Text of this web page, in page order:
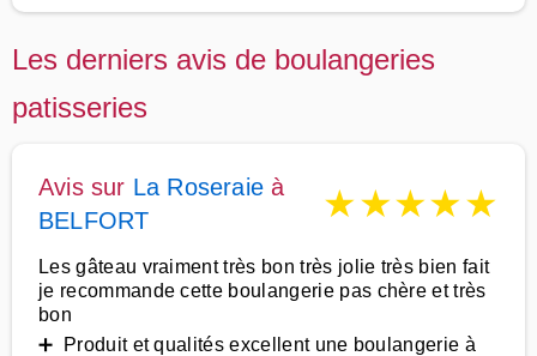
Les derniers avis de boulangeries
patisseries
Avis sur La Roseraie à
BELFORT
★★★★★
Les gâteau vraiment très bon très jolie très bien fait
je recommande cette boulangerie pas chère et très
bon
➕ Produit et qualités excellent une boulangerie à